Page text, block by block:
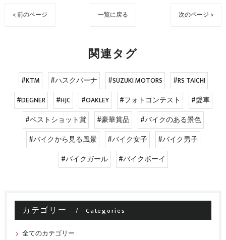
< 前のページ 一覧に戻る 次のページ >
関連タグ
#KTM #ハスクバーナ #SUZUKI MOTORS
#RS TAICHI
#DEGNER
#HJC #OAKLEY #フォトコンテスト
#愛車
#ベストショット賞
#豪華賞品
#バイクのある景色
#バイクから見る風景
#バイク女子
#バイク男子
#バイクガール
#バイクボーイ
カテゴリー Categories
全てのカテゴリー